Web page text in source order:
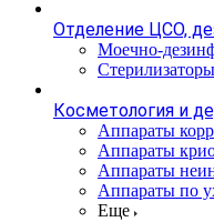
Отделение ЦСО,
Моечно-
Стерилизаторы
Косметология и
Аппараты
Аппараты
Аппараты
Аппараты по
Еще